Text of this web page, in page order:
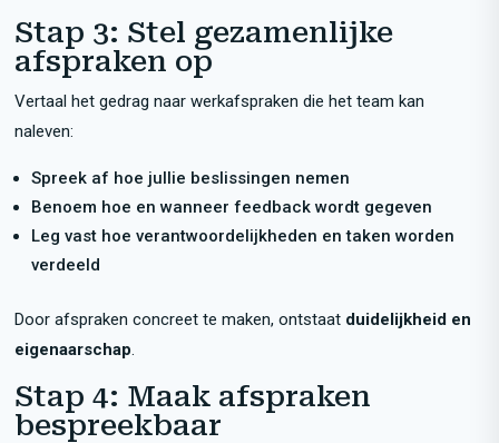
Stap 3: Stel gezamenlijke
afspraken op
Vertaal het gedrag naar werkafspraken die het team kan
naleven:
Spreek af hoe jullie beslissingen nemen
Benoem hoe en wanneer feedback wordt gegeven
Leg vast hoe verantwoordelijkheden en taken worden
verdeeld
Door afspraken concreet te maken, ontstaat duidelijkheid en
eigenaarschap.
Stap 4: Maak afspraken
bespreekbaar